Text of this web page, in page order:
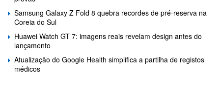
Samsung Galaxy Z Fold 8 quebra recordes de pré-reserva na
Coreia do Sul
Huawei Watch GT 7: imagens reais revelam design antes do
lançamento
Atualização do Google Health simplifica a partilha de registos
médicos